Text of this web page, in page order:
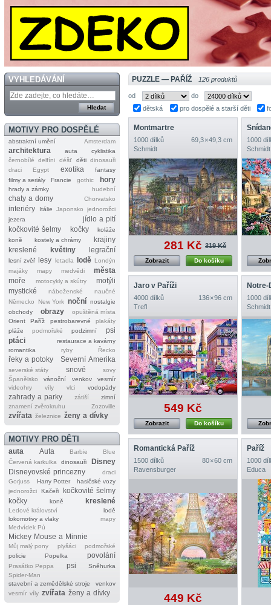
VYHLEDÁVÁNÍ
MOTIVY PRO DOSPĚLÉ
abstraktní umění Amsterdam
architektura auta
cyklistika
černobílé
delfíni déšť děti dinosauři
draci
Egypt exotika
fantasy
filmy a seriály
Francie gothic hory
hrady a zámky hudební
chaty a domy Chorvatsko
interiéry Itálie Japonsko
jednorožci
jezera
jídlo a pití
kočkovité šelmy
kočky
koláže
koně
kostely a chrámy
krajiny
kreslené
květiny legrační
lesní zvěř lesy letadla lodě Londýn
majáky
mapy medvědi
města
moře
motocykly a skútry
motýli
mystické
náboženské
naučné
Německo
New York noční nostalgie
obchody
obrazy
opuštěná místa
Orient
Paříž pestrobarevné
plakáty
pláže
podmořské podzimní
psi
ptáci
restaurace a kavárny
romantika
ryby Řecko
řeky a potoky Severní Amerika
severské státy snové
sovy
Španělsko
vánoční venkov
vesmír
videohry
víly vlci vodopády
zahrady a parky zátiší
zimní
znamení zvěrokruhu
Zozoville
zvířata železnice ženy a dívky
MOTIVY PRO DĚTI
auta Auta Barbie
Blue
Červená karkulka
dinosauři
Disney
Disneyovské princezny
draci
Gorjuss
Harry Potter
hasičské vozy
jednorožci
Kačeři
kočkovité šelmy
kočky
koně kreslené
Ledové království
lodě
lokomotivy a vlaky
mapy
Medvídek Pú
Mickey Mouse a Minnie
Můj malý pony plyšáci
podmořské
policie
Popelka povolání
Prasátko Peppa psi
Sněhurka
Spider‐Man
stavební a zemědělské stroje
venkov
vesmír víly zvířata ženy a dívky
PUZZLE — PAŘÍŽ 126 produktů
od
do
dětská
pro dospělé a starší děti
Montmartre
1000 dílků
69,3 × 49,3 cm
Schmidt
281 Kč 319 Kč
Do košíku
Zobrazit
1000
Schmidt
Jaro v Paříži
4000 dílků
136 × 96 cm
Trefl
549 Kč
Do košíku
Zobrazit
1000
Schmidt
Romantická Paříž
1500 dílků
80 × 60 cm
Ravensburger
449 Kč
Paříž
1000
Educa